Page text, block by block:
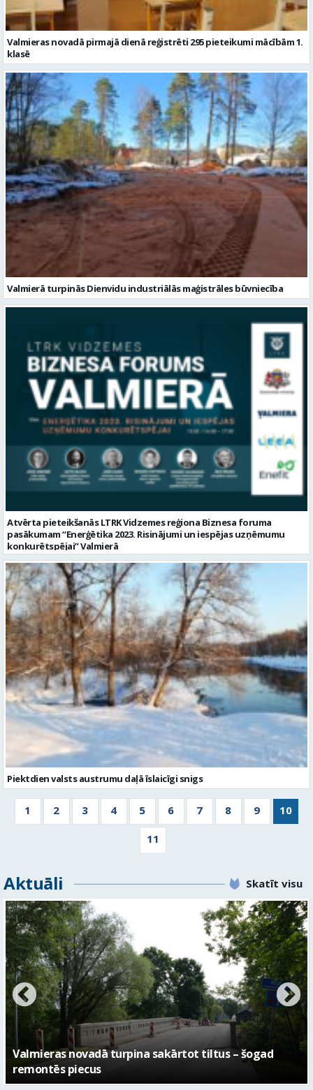
Valmieras novadā pirmajā dienā reģistrēti 295 pieteikumi mācībām 1.
klasē
Valmierā turpinās Dienvidu industriālās maģistrāles būvniecība
Atvērta pieteikšanās LTRK Vidzemes reģiona Biznesa foruma
pasākumam “Enerģētika 2023. Risinājumi un iespējas uzņēmumu
konkurētspējai” Valmierā
Piektdien valsts austrumu daļā īslaicīgi snigs
1 2 3 4 5 6 7 8 9 10
11
Aktuāli Skatīt visu
No pagaidu teātra līdz laikmetīgās kultūras centram
– kā attīstīsies “Kurtuve”